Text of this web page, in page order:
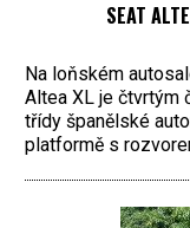
SEAT
Na loňském
Altea XL je čtvrtým
třídy španělské
platformě s